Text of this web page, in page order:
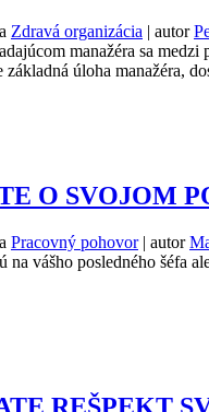
Zdravá organizácia | autor
manažéra sa
základná úloha manažéra,
O SVOJOM
Pracovný pohovor | autor
na vášho posledného šéfa